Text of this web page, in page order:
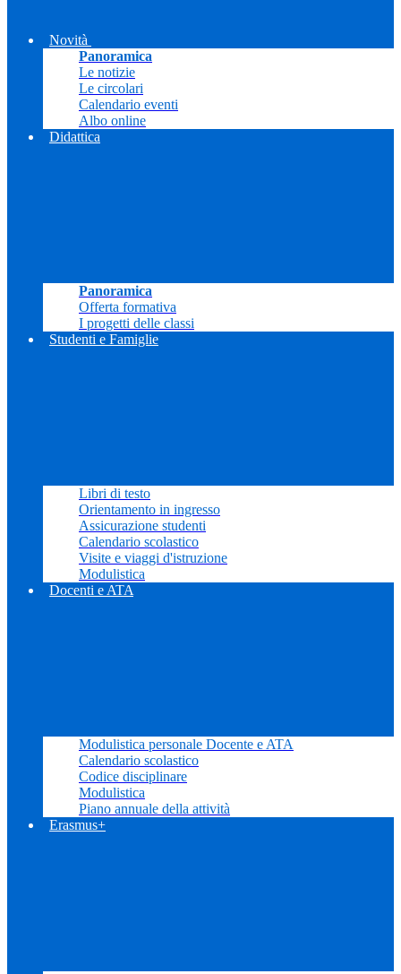
Novità
Panoramica
Le notizie
Le circolari
Calendario eventi
Albo online
Didattica
Panoramica
Offerta formativa
I progetti delle classi
Studenti e Famiglie
Libri di testo
Orientamento in ingresso
Assicurazione studenti
Calendario scolastico
Visite e viaggi d'istruzione
Modulistica
Docenti e ATA
Modulistica personale Docente e ATA
Calendario scolastico
Codice disciplinare
Modulistica
Piano annuale della attività
Erasmus+